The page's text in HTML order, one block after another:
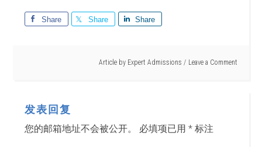
Share Share Share
Article by Expert Admissions Leave a Comment
发表回复
您的邮箱地址不会被公开。 必填项已用* 标注